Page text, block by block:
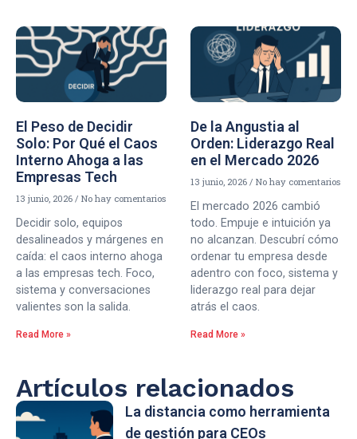
El Peso de Decidir
Solo: Por Qué el Caos
Interno Ahoga a las
Empresas Tech
13 junio, 2026 No hay comentarios
Decidir solo, equipos
desalineados y márgenes en
caída: el caos interno ahoga
a las empresas tech. Foco,
sistema y conversaciones
valientes son la salida.
Read More »
De la Angustia al
Orden: Liderazgo Real
en el Mercado 2026
13 junio, 2026 No hay comentarios
El mercado 2026 cambió
todo. Empuje e intuición ya
no alcanzan. Descubrí cómo
ordenar tu empresa desde
adentro con foco, sistema y
liderazgo real para dejar
atrás el caos.
Read More »
Artículos relacionados
La distancia como herramienta
de gestión para CEOs